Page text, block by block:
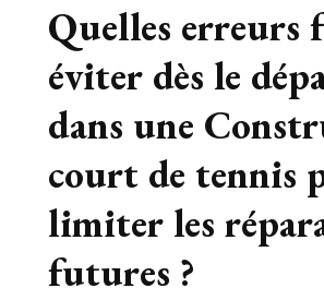
Quelles erreurs
éviter dès le
dans une
court de tennis
limiter les
futures ?